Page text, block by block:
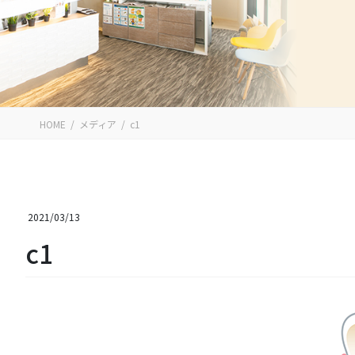
HOME メディア c1
2021/03/13
c1